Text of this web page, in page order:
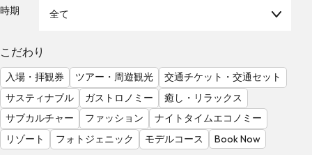
調
べ
る
天
気
を
見
る
時期 全て
こだわり
入場・拝観券 ツアー・周遊観光
交通チケット・交通セット
サスティナブル
ガストロノミー
癒し・リラックス
サブカルチャー
ファッション
ナイトタイムエコノミー
リゾート
フォトジェニック モデルコース Book Now